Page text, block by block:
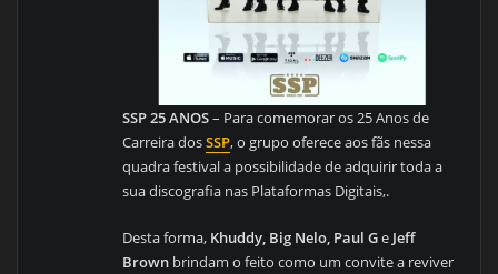
SSP 25 ANOS– Para comemorar os 25 Anos de
Carreira dosSSP, o grupo oferece aos fãs nessa
quadra festival a possibilidade de adquirir toda a
sua discografia nas Plataformas Digitais,.
Desta forma, Khuddy, Big Nelo, Paul Ge Jeff
Brown brindam o feito como um convite a reviver